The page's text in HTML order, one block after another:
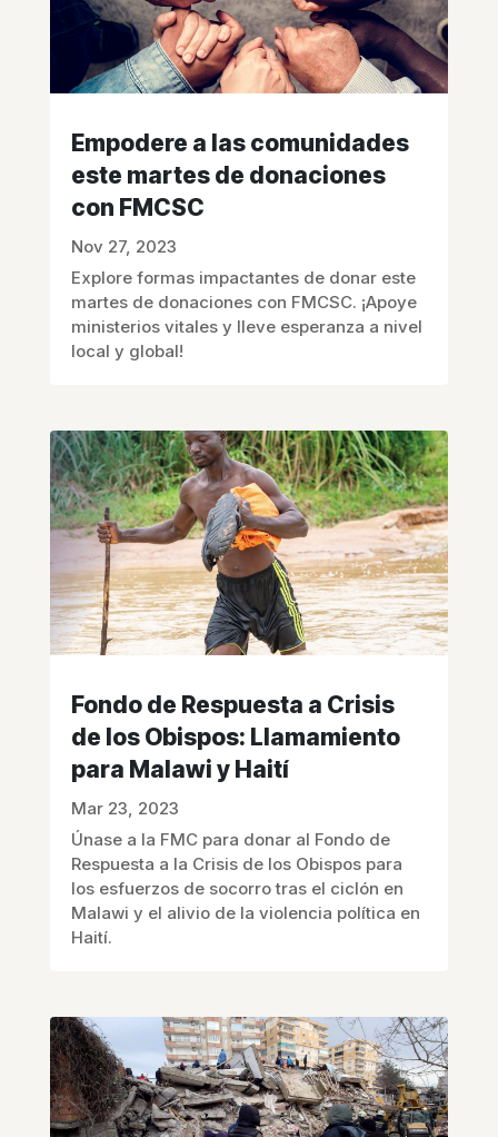
Empodere a las comunidades
este martes de donaciones
con FMCSC
Nov 27, 2023
Explore formas impactantes de donar este
martes de donaciones con FMCSC. ¡Apoye
ministerios vitales y lleve esperanza a nivel
local y global!
Fondo de Respuesta a Crisis
de los Obispos: Llamamiento
para Malawi y Haití
Mar 23, 2023
Únase a la FMC para donar al Fondo de
Respuesta a la Crisis de los Obispos para
los esfuerzos de socorro tras el ciclón en
Malawi y el alivio de la violencia política en
Haití.